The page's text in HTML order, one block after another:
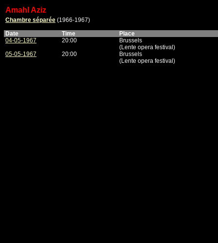
Amahl Aziz
Chambre séparée (1966-1967)
Date
Time
Place
04-05-1967
20:00
Brussels
(Lente opera festival)
05-05-1967
20:00
Brussels
(Lente opera festival)